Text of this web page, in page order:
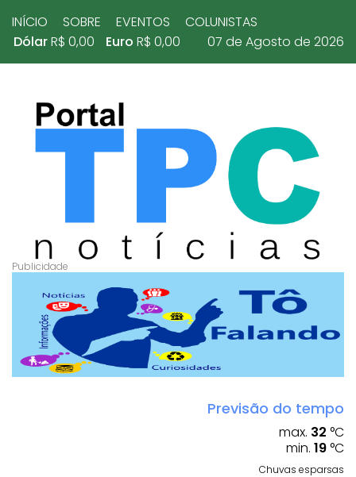
INÍCIO SOBRE EVENTOS
COLUNISTAS
DólarR$ 0,00 Euro R$ 0,00 07 de Agosto de 2026
Previsão do tempo
max. 32 °C
min. 19 °C
Chuvas esparsas